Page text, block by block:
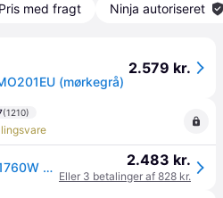
Pris med fragt Ninja autoriseret
(mørkegrå)
2.579 kr.
(1210)
Ninja MO201EU Pizza ovn 1760W Rustfrit stål, Stål --> På fjernlager, levevering hos dig 14-08-2026 2.483 kr.
Eller 3 betalinger af 828 kr.